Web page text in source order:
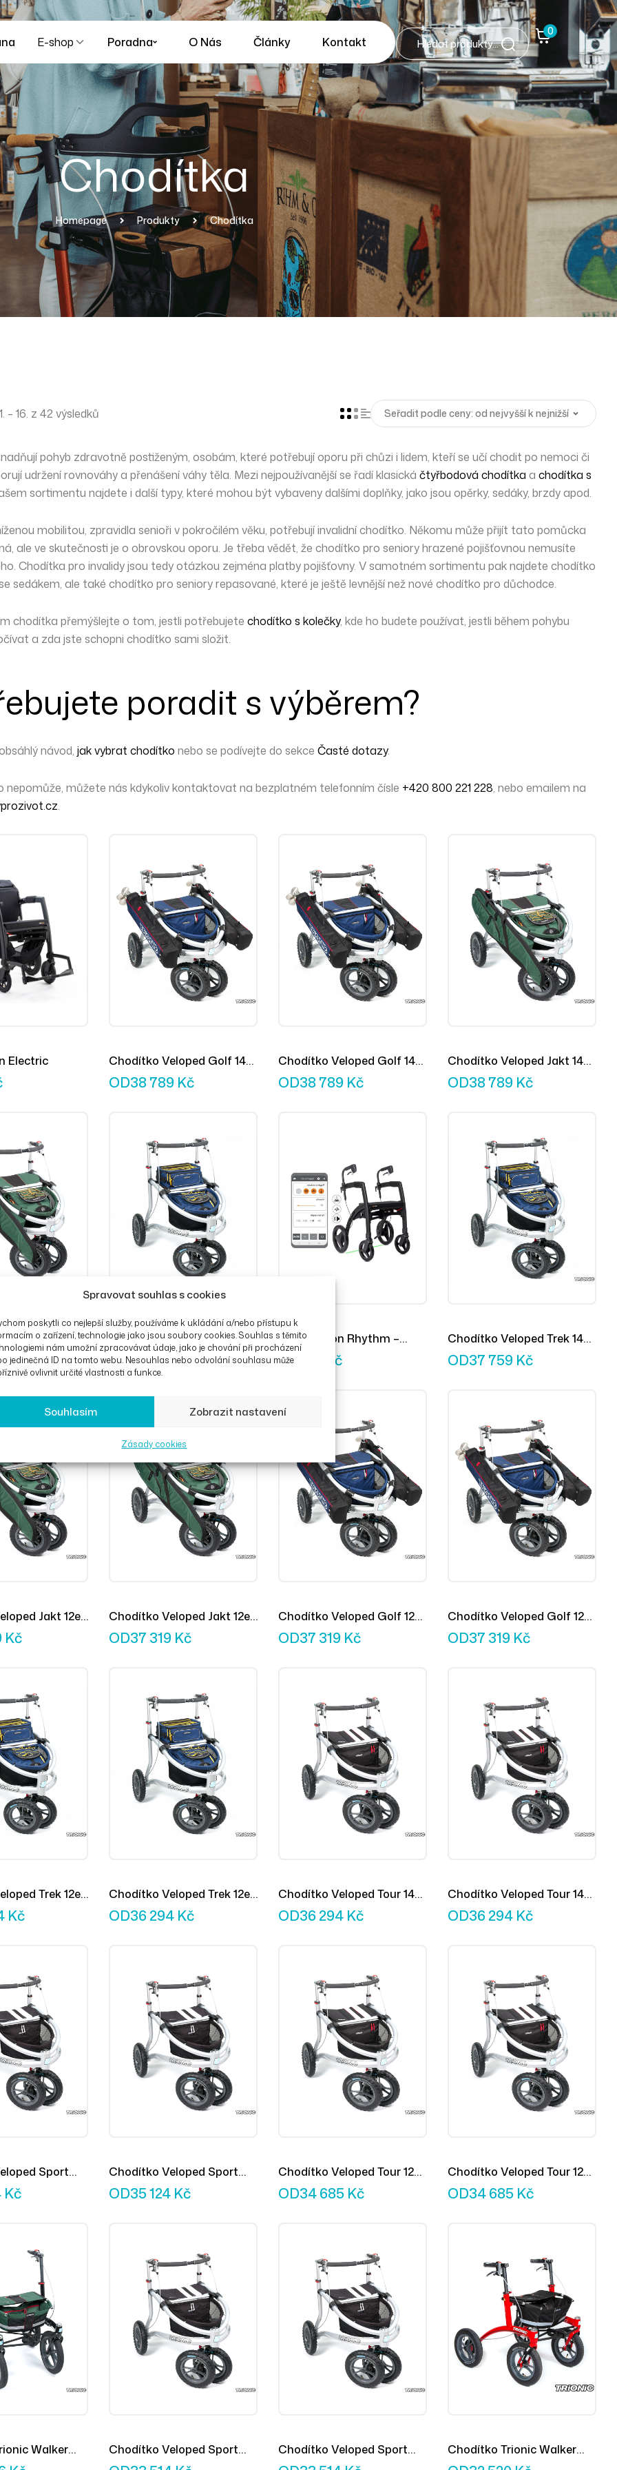
Spravovat souhlas s cookies
poskytli co nejlepší služby, používáme k ukládání a/nebo přístupu k
o zařízení, technologie jako jsou soubory cookies. Souhlas s těmito
nám umožní zpracovávat údaje, jako je chování při procházení
jedinečná ID na tomto webu. Nesouhlas nebo odvolání souhlasu může
ovlivnit určité vlastnosti a funkce.
Souhlasím Zobrazit nastavení
Zásady cookies
E-shop Poradna O Nás Články Kontakt
0
Chodítka
Homepage Produkty Chodítka
– 16. z 42 výsledků
pohyb zdravotně postiženým, osobám, které potřebují oporu při chůzi i lidem, kteří se učí chodit po nemoci či
udržení rovnováhy a přenášení váhy těla. Mezi nejpoužívanější se řadí klasická čtyřbodová chodítka a chodítka s
sortimentu najdete i další typy, které mohou být vybaveny dalšími doplňky, jako jsou opěrky, sedáky, brzdy apod.
mobilitou, zpravidla senioři v pokročilém věku, potřebují invalidní chodítko. Někomu může přijít tato pomůcka
ale ve skutečnosti je o obrovskou oporu. Je třeba vědět, že chodítko pro seniory hrazené pojišťovnou nemusíte
Chodítka pro invalidy jsou tedy otázkou zejména platby pojišťovny. V samotném sortimentu pak najdete chodítko
sedákem, ale také chodítko pro seniory repasované, které je ještě levnější než nové chodítko pro důchodce.
chodítka přemýšlejte o tom, jestli potřebujete chodítko s kolečky, kde ho budete používat, jestli během pohybu
a zda jste schopni chodítko sami složit.
poradit s výběrem?
návod, jak vybrat chodítko nebo se podívejte do sekce Časté dotazy.
nepomůže, můžete nás kdykoliv kontaktovat na bezplatném telefonním čísle +420 800 221 228, nebo emailem na
.
Electric
Chodítko Veloped Golf 14er
L
OD38 789 Kč
Chodítko Veloped Golf 14er
M
OD38 789 Kč
Chodítko Veloped Jakt 14er
L
OD38 789 Kč
Jakt 14er
Kč
Chodítko Veloped Trek 14er
M
OD37 759Kč
Rollz Motion Rhythm –
Parkinsonové chodítko
38 248 Kč
Chodítko Veloped Trek 14er
L
OD37 759 Kč
Jakt 12er
Kč
Chodítko Veloped Jakt 12er
M
OD37 319 Kč
Chodítko Veloped Golf 12er
L
OD37 319 Kč
Chodítko Veloped Golf 12er
M
OD37 319 Kč
Trek 12er
Kč
Chodítko Veloped Trek 12er
M
OD36 294 Kč
Chodítko Veloped Tour 14er
L
OD36 294 Kč
Chodítko Veloped Tour 14er
M
OD36 294 Kč
Sport
Kč
Chodítko Veloped Sport
14er M
OD35 124 Kč
Chodítko Veloped Tour 12er
L
OD34 685 Kč
Chodítko Veloped Tour 12er
M
OD34 685 Kč
Walker
Chodítko Veloped Sport
Chodítko Veloped Sport
Chodítko Trionic Walker